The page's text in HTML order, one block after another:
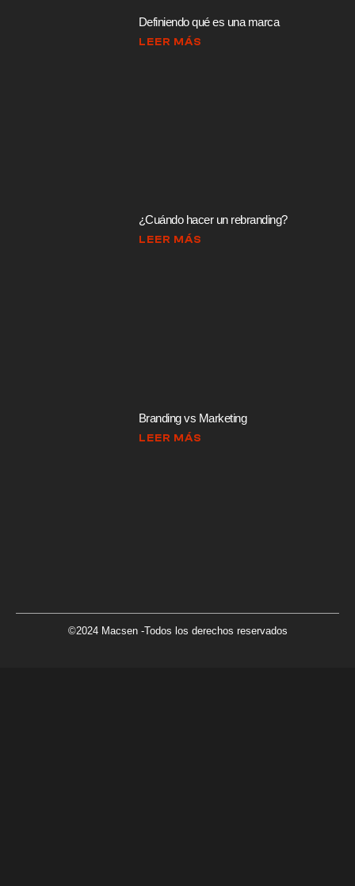
Definiendo qué es una marca
LEER MÁS
¿Cuándo hacer un rebranding?
LEER MÁS
Branding vs Marketing
LEER MÁS
©2024 Macsen -Todos los derechos reservados